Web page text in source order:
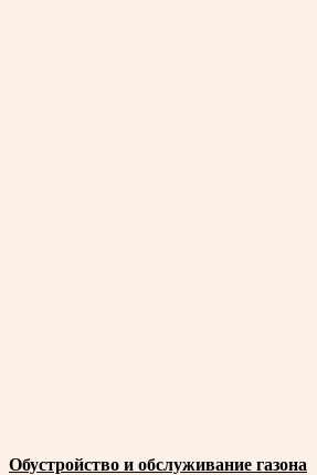
Обустройство и обслуживание газона